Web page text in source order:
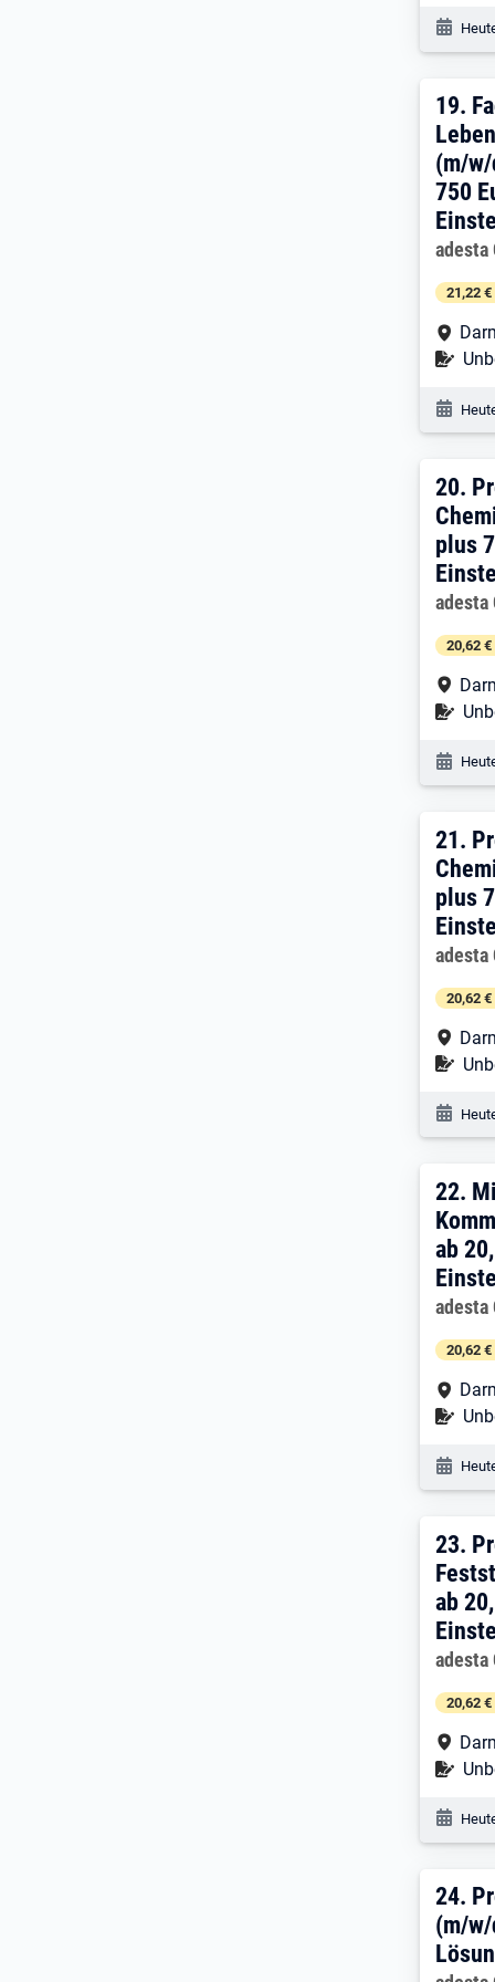
19.
19.
(m/
750
adesta
21,22
20.
20.
plus
adesta
20,62
21.
21.
plus
adesta
20,62
22.
22.
ab
adesta
20,62
23.
23.
ab
adesta
20,62
24.
24.
(m/